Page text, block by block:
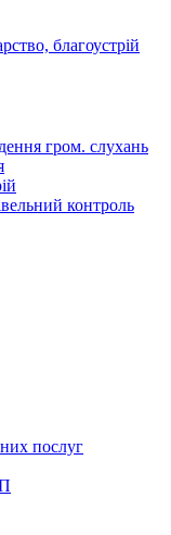
благоустрій
гром. слухань
контроль
послуг